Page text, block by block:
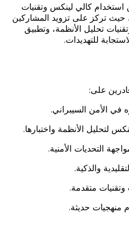
استخدام كالي لينكس وتقنيات
حيث تركز على تزويد المشاركين
تحليل الأنظمة، وتطبيق
للتهديدات.
على:
في الأمن السيبراني.
لتحليل الأنظمة واختبارها.
التحديات الأمنية.
والذكية.
وتقنيات متقدمة.
منهجيات حديثة.